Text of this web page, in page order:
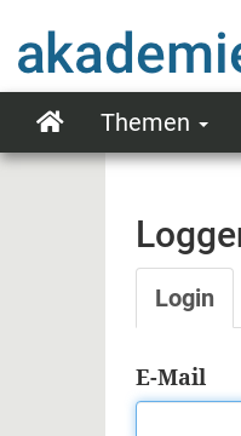
zum
Inhalt
Main
Themen
Reiter
Login
E-Mail